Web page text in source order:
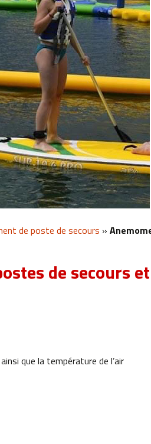
de poste de secours »
de secours
que la température de l’air